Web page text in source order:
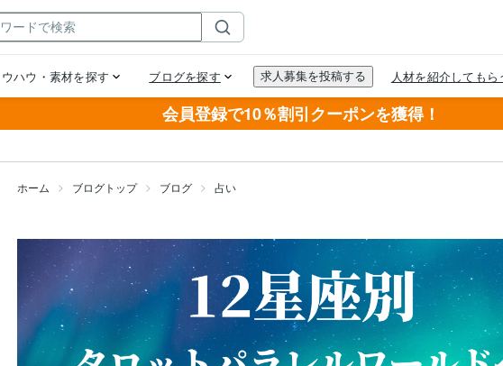
会員登録で10％割引クーポンを獲得！
ホーム ブログトップ ブログ 占い